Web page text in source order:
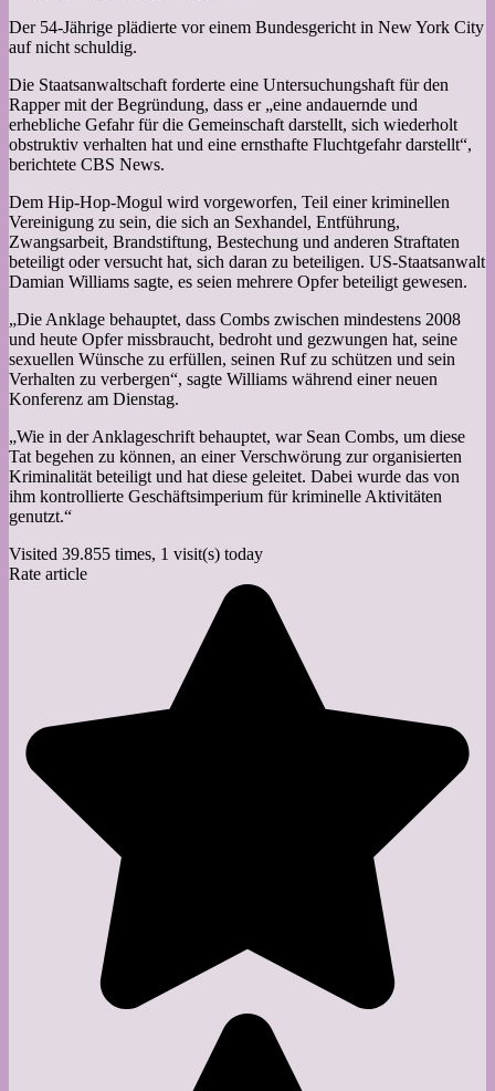
Der 54-Jährige plädierte vor einem Bundesgericht in New York City
auf nicht schuldig.
Die Staatsanwaltschaft forderte eine Untersuchungshaft für den
Rapper mit der Begründung, dass er „eine andauernde und
erhebliche Gefahr für die Gemeinschaft darstellt, sich wiederholt
obstruktiv verhalten hat und eine ernsthafte Fluchtgefahr darstellt“,
berichtete CBS News.
Dem Hip-Hop-Mogul wird vorgeworfen, Teil einer kriminellen
Vereinigung zu sein, die sich an Sexhandel, Entführung,
Zwangsarbeit, Brandstiftung, Bestechung und anderen Straftaten
beteiligt oder versucht hat, sich daran zu beteiligen. US-Staatsanwalt
Damian Williams sagte, es seien mehrere Opfer beteiligt gewesen.
„Die Anklage behauptet, dass Combs zwischen mindestens 2008
und heute Opfer missbraucht, bedroht und gezwungen hat, seine
sexuellen Wünsche zu erfüllen, seinen Ruf zu schützen und sein
Verhalten zu verbergen“, sagte Williams während einer neuen
Konferenz am Dienstag.
„Wie in der Anklageschrift behauptet, war Sean Combs, um diese
Tat begehen zu können, an einer Verschwörung zur organisierten
Kriminalität beteiligt und hat diese geleitet. Dabei wurde das von
ihm kontrollierte Geschäftsimperium für kriminelle Aktivitäten
genutzt.“
Visited 39.855 times, 1 visit(s) today
Rate article